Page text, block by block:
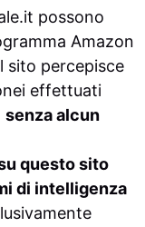
possono
Amazon
sito percepisce
effettuati
senza alcun
questo sito
di intelligenza